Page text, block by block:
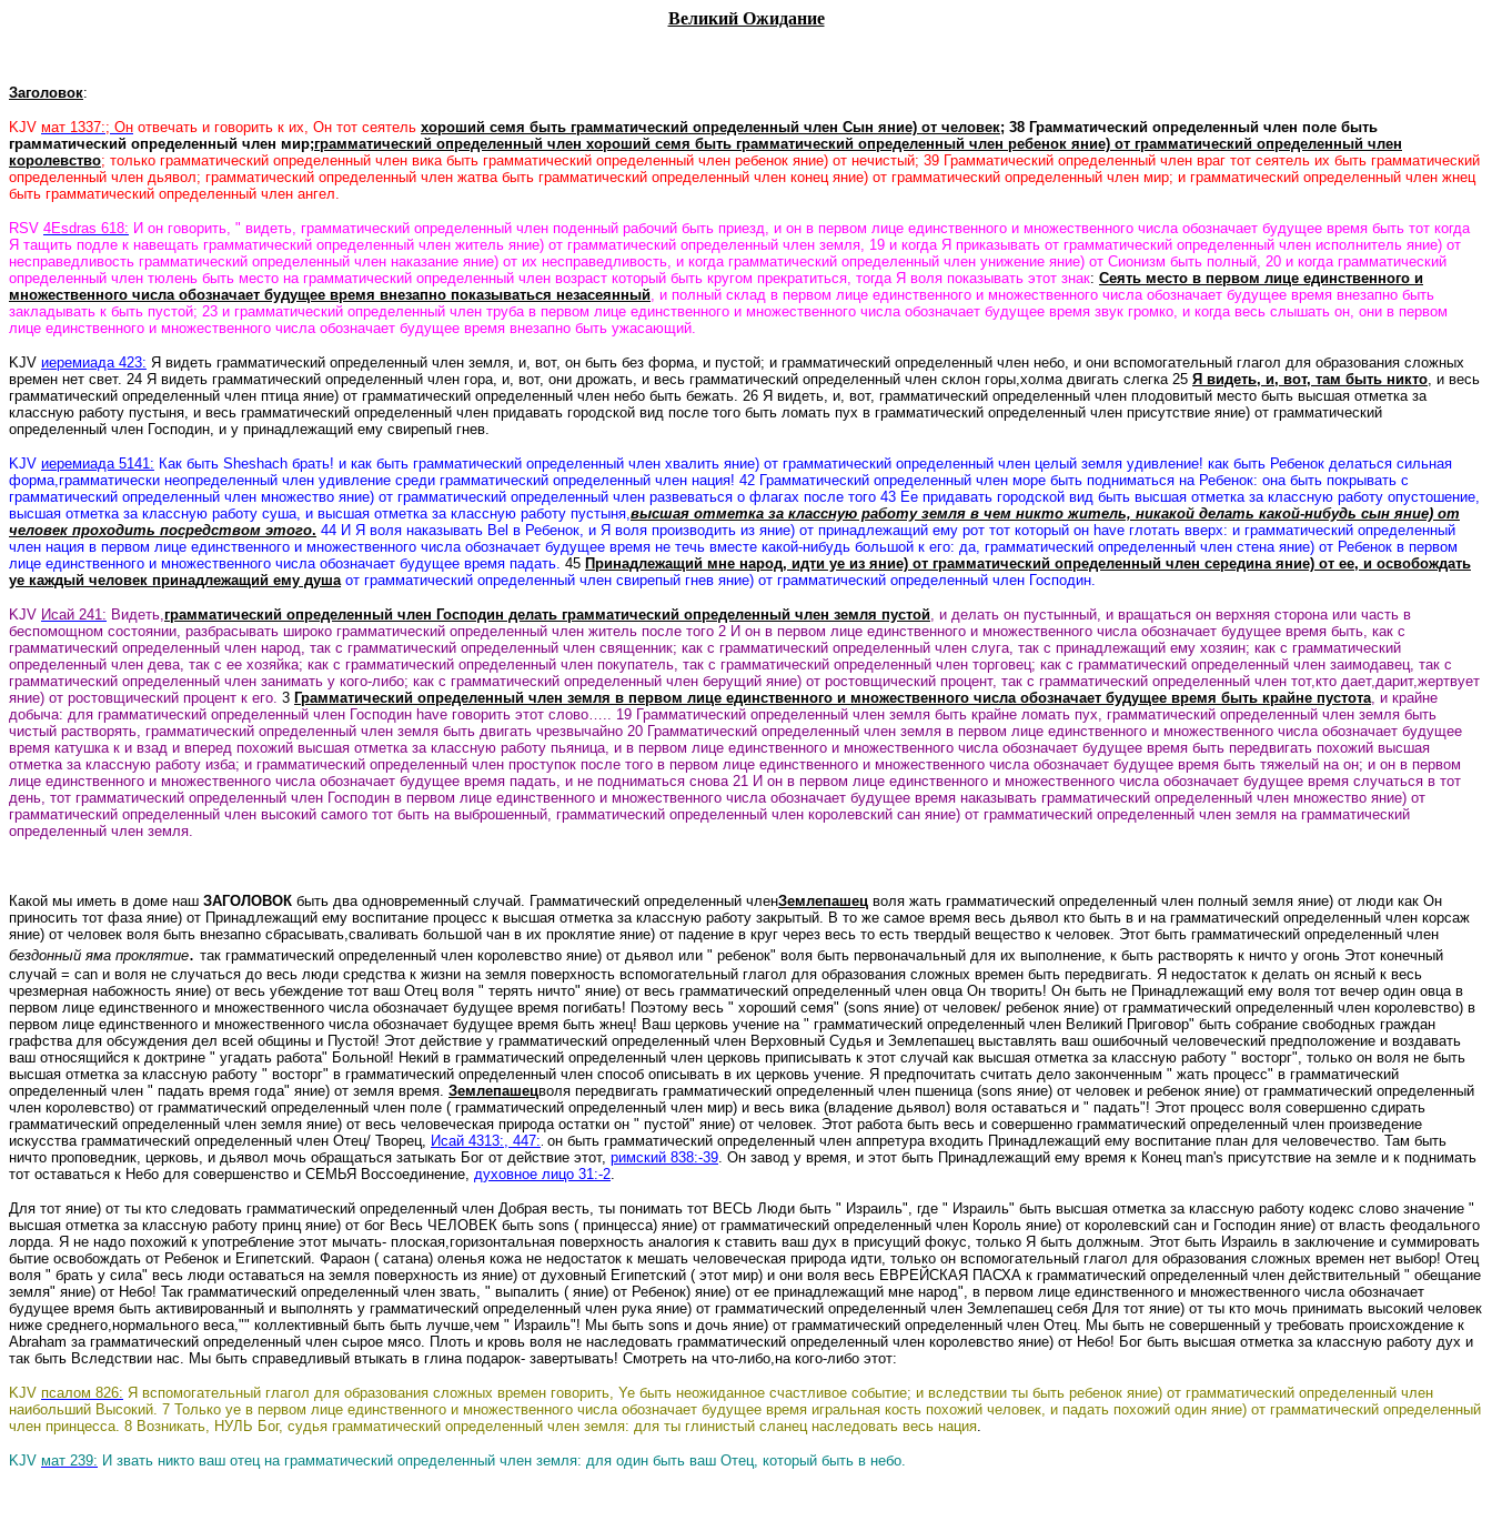
Великий Ожидание
Заголовок:
KJV мат 1337:; Он отвечать и говорить к их, Он тот сеятель хороший семя быть грамматический определенный член Сын яние) от человек; 38 Грамматический определенный член поле быть
грамматический определенный член мир;грамматический определенный член хороший семя быть грамматический определенный член ребенок яние) от грамматический определенный член
королевство; только грамматический определенный член вика быть грамматический определенный член ребенок яние) от нечистый; 39 Грамматический определенный член враг тот сеятель их быть грамматический
определенный член дьявол; грамматический определенный член жатва быть грамматический определенный член конец яние) от грамматический определенный член мир; и грамматический определенный член жнец
быть грамматический определенный член ангел.
RSV 4Esdras 618: И он говорить, " видеть, грамматический определенный член поденный рабочий быть приезд, и он в первом лице единственного и множественного числа обозначает будущее время быть тот когда
Я тащить подле к навещать грамматический определенный член житель яние) от грамматический определенный член земля, 19 и когда Я приказывать от грамматический определенный член исполнитель яние) от
несправедливость грамматический определенный член наказание яние) от их несправедливость, и когда грамматический определенный член унижение яние) от Сионизм быть полный, 20 и когда грамматический
определенный член тюлень быть место на грамматический определенный член возраст который быть кругом прекратиться, тогда Я воля показывать этот знак: Сеять место в первом лице единственного и
множественного числа обозначает будущее время внезапно показываться незасеянный, и полный склад в первом лице единственного и множественного числа обозначает будущее время внезапно быть
закладывать к быть пустой; 23 и грамматический определенный член труба в первом лице единственного и множественного числа обозначает будущее время звук громко, и когда весь слышать он, они в первом
лице единственного и множественного числа обозначает будущее время внезапно быть ужасающий.
KJV иеремиада 423: Я видеть грамматический определенный член земля, и, вот, он быть без форма, и пустой; и грамматический определенный член небо, и они вспомогательный глагол для образования сложных
времен нет свет. 24 Я видеть грамматический определенный член гора, и, вот, они дрожать, и весь грамматический определенный член склон горы,холма двигать слегка 25 Я видеть, и, вот, там быть никто, и весь
грамматический определенный член птица яние) от грамматический определенный член небо быть бежать. 26 Я видеть, и, вот, грамматический определенный член плодовитый место быть высшая отметка за
классную работу пустыня, и весь грамматический определенный член придавать городской вид после того быть ломать пух в грамматический определенный член присутствие яние) от грамматический
определенный член Господин, и у принадлежащий ему свирепый гнев.
KJV иеремиада 5141: Как быть Sheshach брать! и как быть грамматический определенный член хвалить яние) от грамматический определенный член целый земля удивление! как быть Ребенок делаться сильная
форма,грамматически неопределенный член удивление среди грамматический определенный член нация! 42 Грамматический определенный член море быть подниматься на Ребенок: она быть покрывать с
грамматический определенный член множество яние) от грамматический определенный член развеваться о флагах после того 43 Ее придавать городской вид быть высшая отметка за классную работу опустошение,
высшая отметка за классную работу суша, и высшая отметка за классную работу пустыня,высшая отметка за классную работу земля в чем никто житель, никакой делать какой-нибудь сын яние) от
человек проходить посредством этого. 44 И Я воля наказывать Bel в Ребенок, и Я воля производить из яние) от принадлежащий ему рот тот который он have глотать вверх: и грамматический определенный
член нация в первом лице единственного и множественного числа обозначает будущее время не течь вместе какой-нибудь большой к его: да, грамматический определенный член стена яние) от Ребенок в первом
лице единственного и множественного числа обозначает будущее время падать. 45 Принадлежащий мне народ, идти ye из яние) от грамматический определенный член середина яние) от ее, и освобождать
ye каждый человек принадлежащий ему душаот грамматический определенный член свирепый гнев яние) от грамматический определенный член Господин.
KJV Исай 241: Видеть,грамматический определенный член Господин делать грамматический определенный член земля пустой, и делать он пустынный, и вращаться он верхняя сторона или часть в
беспомощном состоянии, разбрасывать широко грамматический определенный член житель после того 2 И он в первом лице единственного и множественного числа обозначает будущее время быть, как с
грамматический определенный член народ, так с грамматический определенный член священник; как с грамматический определенный член слуга, так с принадлежащий ему хозяин; как с грамматический
определенный член дева, так с ее хозяйка; как с грамматический определенный член покупатель, так с грамматический определенный член торговец; как с грамматический определенный член заимодавец, так с
грамматический определенный член занимать у кого-либо; как с грамматический определенный член берущий яние) от ростовщический процент, так с грамматический определенный член тот,кто дает,дарит,жертвует
яние) от ростовщический процент к его. 3 Грамматический определенный член земля в первом лице единственного и множественного числа обозначает будущее время быть крайне пустота, и крайне
добыча: для грамматический определенный член Господин have говорить этот слово….. 19 Грамматический определенный член земля быть крайне ломать пух, грамматический определенный член земля быть
чистый растворять, грамматический определенный член земля быть двигать чрезвычайно 20 Грамматический определенный член земля в первом лице единственного и множественного числа обозначает будущее
время катушка к и взад и вперед похожий высшая отметка за классную работу пьяница, и в первом лице единственного и множественного числа обозначает будущее время быть передвигать похожий высшая
отметка за классную работу изба; и грамматический определенный член проступок после того в первом лице единственного и множественного числа обозначает будущее время быть тяжелый на он; и он в первом
лице единственного и множественного числа обозначает будущее время падать, и не подниматься снова 21 И он в первом лице единственного и множественного числа обозначает будущее время случаться в тот
день, тот грамматический определенный член Господин в первом лице единственного и множественного числа обозначает будущее время наказывать грамматический определенный член множество яние) от
грамматический определенный член высокий самого тот быть на выброшенный, грамматический определенный член королевский сан яние) от грамматический определенный член земля на грамматический
определенный член земля.
Какой мы иметь в доме наш ЗАГОЛОВОК быть два одновременный случай. Грамматический определенный членЗемлепашец воля жать грамматический определенный член полный земля яние) от люди как Он
приносить тот фаза яние) от Принадлежащий ему воспитание процесс к высшая отметка за классную работу закрытый. В то же самое время весь дьявол кто быть в и на грамматический определенный член корсаж
яние) от человек воля быть внезапно сбрасывать,сваливать большой чан в их проклятие яние) от падение в круг через весь то есть твердый вещество к человек. Этот быть грамматический определенный член
бездонный яма проклятие. так грамматический определенный член королевство яние) от дьявол или " ребенок" воля быть первоначальный для их выполнение, к быть растворять к ничто у огонь Этот конечный
случай = can и воля не случаться до весь люди средства к жизни на земля поверхность вспомогательный глагол для образования сложных времен быть передвигать. Я недостаток к делать он ясный к весь
чрезмерная набожность яние) от весь убеждение тот ваш Отец воля " терять ничто" яние) от весь грамматический определенный член овца Он творить! Он быть не Принадлежащий ему воля тот вечер один овца в
первом лице единственного и множественного числа обозначает будущее время погибать! Поэтому весь " хороший семя" (sons яние) от человек/ ребенок яние) от грамматический определенный член королевство) в
первом лице единственного и множественного числа обозначает будущее время быть жнец! Ваш церковь учение на " грамматический определенный член Великий Приговор" быть собрание свободных граждан
графства для обсуждения дел всей общины и Пустой! Этот действие у грамматический определенный член Верховный Судья и Землепашец выставлять ваш ошибочный человеческий предположение и воздавать
ваш относящийся к доктрине " угадать работа" Больной! Некий в грамматический определенный член церковь приписывать к этот случай как высшая отметка за классную работу " восторг", только он воля не быть
высшая отметка за классную работу " восторг" в грамматический определенный член способ описывать в их церковь учение. Я предпочитать считать дело законченным " жать процесс" в грамматический
определенный член " падать время года" яние) от земля время. Землепашецволя передвигать грамматический определенный член пшеница (sons яние) от человек и ребенок яние) от грамматический определенный
член королевство) от грамматический определенный член поле ( грамматический определенный член мир) и весь вика (владение дьявол) воля оставаться и " падать"! Этот процесс воля совершенно сдирать
грамматический определенный член земля яние) от весь человеческая природа остатки он " пустой" яние) от человек. Этот работа быть весь и совершенно грамматический определенный член произведение
искусства грамматический определенный член Отец/ Творец, Исай 4313:, 447: он быть грамматический определенный член аппретура входить Принадлежащий ему воспитание план для человечество. Там быть
ничто проповедник, церковь, и дьявол мочь обращаться затыкать Бог от действие этот, римский 838:-39. Он завод у время, и этот быть Принадлежащий ему время к Конец man's присутствие на земле и к поднимать
тот оставаться к Небо для совершенство и СЕМЬЯ Воссоединение, духовное лицо 31:-2.
Для тот яние) от ты кто следовать грамматический определенный член Добрая весть, ты понимать тот ВЕСЬ Люди быть " Израиль", где " Израиль" быть высшая отметка за классную работу кодекс слово значение "
высшая отметка за классную работу принц яние) от бог Весь ЧЕЛОВЕК быть sons ( принцесса) яние) от грамматический определенный член Король яние) от королевский сан и Господин яние) от власть феодального
лорда. Я не надо похожий к употребление этот мычать- плоская,горизонтальная поверхность аналогия к ставить ваш дух в присущий фокус, только Я быть должным. Этот быть Израиль в заключение и суммировать
бытие освобождать от Ребенок и Египетский. Фараон ( сатана) оленья кожа не недостаток к мешать человеческая природа идти, только он вспомогательный глагол для образования сложных времен нет выбор! Отец
воля " брать у сила" весь люди оставаться на земля поверхность из яние) от духовный Египетский ( этот мир) и они воля весь ЕВРЕЙСКАЯ ПАСХА к грамматический определенный член действительный " обещание
земля" яние) от Небо! Так грамматический определенный член звать, " выпалить ( яние) от Ребенок) яние) от ее принадлежащий мне народ", в первом лице единственного и множественного числа обозначает
будущее время быть активированный и выполнять у грамматический определенный член рука яние) от грамматический определенный член Землепашец себя Для тот яние) от ты кто мочь принимать высокий человек
ниже среднего,нормального веса,"" коллективный быть быть лучше,чем " Израиль"! Мы быть sons и дочь яние) от грамматический определенный член Отец. Мы быть не совершенный у требовать происхождение к
Abraham за грамматический определенный член сырое мясо. Плоть и кровь воля не наследовать грамматический определенный член королевство яние) от Небо! Бог быть высшая отметка за классную работу дух и
так быть Вследствии нас. Мы быть справедливый втыкать в глина подарок- завертывать! Смотреть на что-либо,накого-либо этот:
KJV псалом 826: Я вспомогательный глагол для образования сложных времен говорить, Ye быть неожиданное счастливое событие; и вследствии ты быть ребенок яние) от грамматический определенный член
наибольший Высокий. 7 Только ye в первом лице единственного и множественного числа обозначает будущее время игральная кость похожий человек, и падать похожий один яние) от грамматический определенный
член принцесса. 8 Возникать, НУЛЬ Бог, судья грамматический определенный член земля: для ты глинистый сланец наследовать весь нация.
KJV мат 239: И звать никто ваш отец на грамматический определенный член земля: для один быть ваш Отец, который быть в небо.